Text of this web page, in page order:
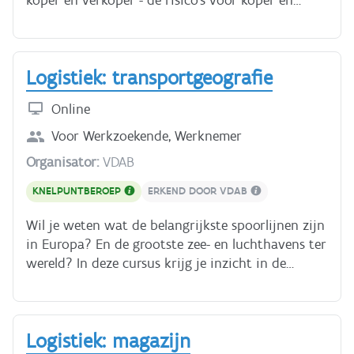
cursus.
Logistiek: transportgeografie
Online
Voor Werkzoekende, Werknemer
Organisator:VDAB
KNELPUNTBEROEP ERKEND DOOR VDAB
Wil je weten wat de belangrijkste spoorlijnen zijn
in Europa? En de grootste zee- en luchthavens ter
wereld? In deze cursus krijg je inzicht in de
transportmodi. Deze onderwerpen komen aan
bod: - Waar liggen de grootste zee- en luchthavens
ter wereld? - Waar moet je rekening mee houden
Logistiek: magazijn